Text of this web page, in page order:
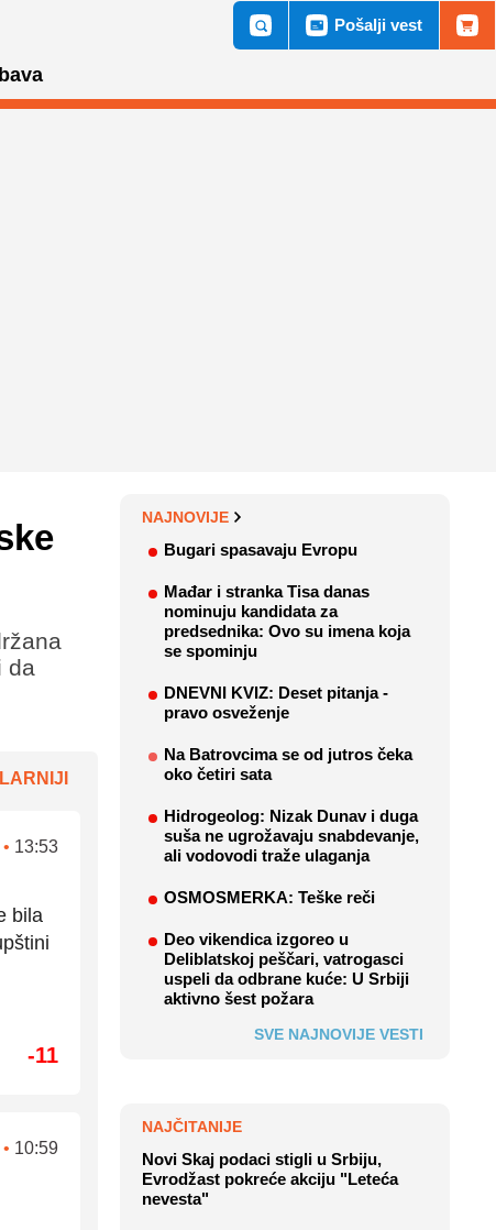
Pošalji vest
da
• 13:53
bila
-11
• 10:59
NAJNOVIJE
Bugari spasavaju Evropu
Mađar i stranka Tisa danas
nominuju kandidata za
predsednika: Ovo su imena koja
se spominju
DNEVNI KVIZ: Deset pitanja -
pravo osveženje
Na Batrovcima se od jutros čeka
oko četiri sata
Hidrogeolog: Nizak Dunav i duga
suša ne ugrožavaju snabdevanje,
ali vodovodi traže ulaganja
OSMOSMERKA: Teške reči
Deo vikendica izgoreo u
Deliblatskoj peščari, vatrogasci
uspeli da odbrane kuće: U Srbiji
aktivno šest požara
SVE NAJNOVIJE VESTI
NAJČITANIJE
Novi Skaj podaci stigli u Srbiju,
Evrodžast pokreće akciju "Leteća
nevesta"